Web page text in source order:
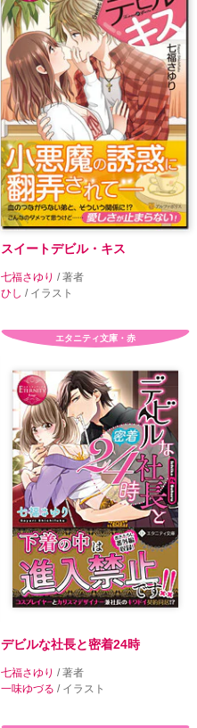
スイートデビル・キス
七福さゆり / 著者
ひし / イラスト
エタニティ文庫・赤
デビルな社長と密着24時
七福さゆり / 著者
一味ゆづる / イラスト